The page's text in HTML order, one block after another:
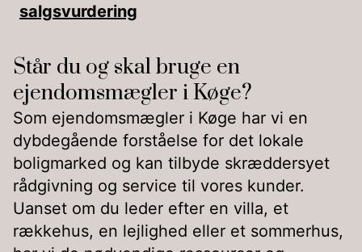
salgsvurdering
Står du og skal bruge en
ejendomsmægler i Køge?
Som ejendomsmægler i Køge har vi en
dybdegående forståelse for det lokale
boligmarked og kan tilbyde skræddersyet
rådgivning og service til vores kunder.
Uanset om du leder efter en villa, et
rækkehus, en lejlighed eller et sommerhus,